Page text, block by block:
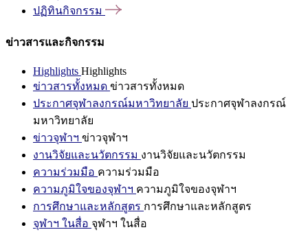
ปฏิทินกิจกรรม
ข่าวสารและกิจกรรม
Highlights Highlights
ข่าวสารทั้งหมด ข่าวสารทั้งหมด
ประกาศจุฬาลงกรณ์มหาวิทยาลัย ประกาศจุฬาลงกรณ์
มหาวิทยาลัย
ข่าวจุฬาฯ ข่าวจุฬาฯ
งานวิจัยและนวัตกรรม งานวิจัยและนวัตกรรม
ความร่วมมือ ความร่วมมือ
ความภูมิใจของจุฬาฯ ความภูมิใจของจุฬาฯ
การศึกษาและหลักสูตร การศึกษาและหลักสูตร
จุฬาฯ ในสื่อ จุฬาฯ ในสื่อ